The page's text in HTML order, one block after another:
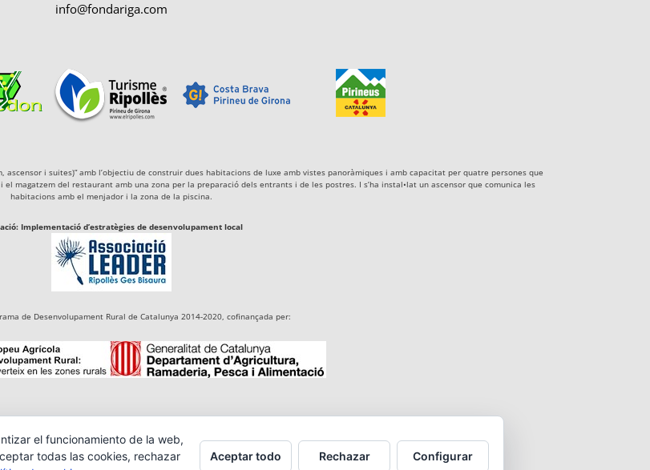
info@fondariga.com
i suites)” amb l’objectiu de construir dues habitacions de luxe amb vistes panoràmiques i amb capacitat per quatre persones que
magatzem del restaurant amb una zona per la preparació dels entrants i de les postres. I s’ha instal•lat un ascensor que comunica les
habitacions amb el menjador i la zona de la piscina.
Implementació d’estratègies de desenvolupament local
de Desenvolupament Rural de Catalunya 2014-2020, cofinançada per:
el funcionamiento de la web,
todas las cookies, rechazar
Aceptar todo Rechazar Configurar